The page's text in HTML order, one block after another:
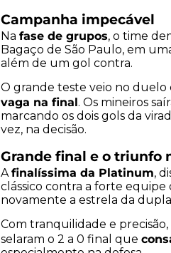
Campanha impecável
Na fase de grupos, o time
Bagaço de São Paulo, em
além de um gol contra.
O grande teste veio no duelo
vaga na final. Os mineiros
marcando os dois gols da
vez, na decisão.
Grande final e o triunfo
A finalíssima da Platinum,
clássico contra a forte equipe
novamente a estrela da
Com tranquilidade e
selaram o 2 a 0 final que